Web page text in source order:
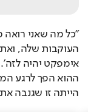
הייתה זו שגנבה את